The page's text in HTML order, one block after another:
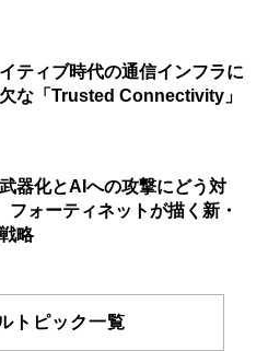
ティブ時代の通信インフラに
な「Trusted Connectivity」
器化とAIへの攻撃にどう対
ォーティネットが描く新・
略
トピック一覧